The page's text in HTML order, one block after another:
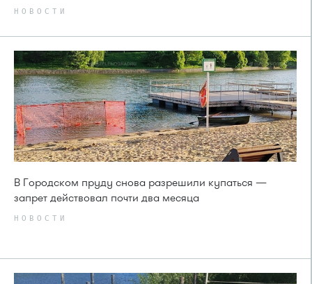
НОВОСТИ
В Городском пруду снова разрешили купаться —
запрет действовал почти два месяца
НОВОСТИ